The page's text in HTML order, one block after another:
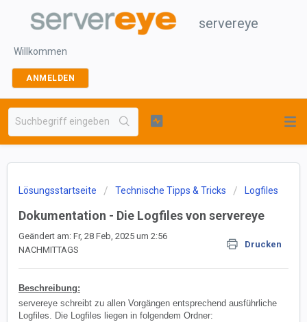
servereye
Willkommen
ANMELDEN
Lösungsstartseite Technische Tipps & Tricks Logfiles
Dokumentation - Die Logfiles von servereye
Drucken
Geändert am: Fr, 28 Feb, 2025 um 2:56
NACHMITTAGS
Beschreibung:
servereye schreibt zu allen Vorgängen entsprechend ausführliche
Logfiles. Die Logfiles liegen in folgendem Ordner: